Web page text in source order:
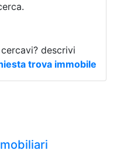
descrivi
trova immobile